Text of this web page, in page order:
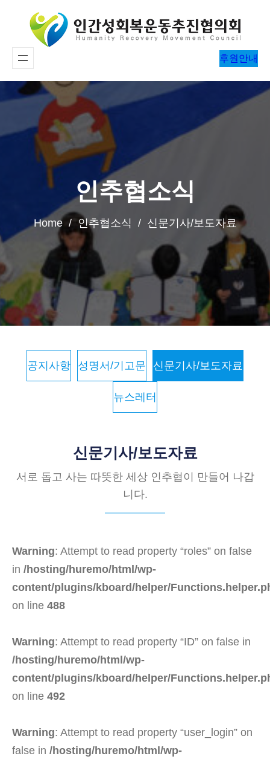
바
로
기
후원안내
인추협소식
Home / 인추협소식 / 신문기사/보도자료
공지사항 성명서/기고문 신문기사/보도자료
뉴스레터
신문기사/보도자료
서로 돕고 사는 따뜻한 세상 인추협이 만들어 나갑
니다.
Warning: Attempt to read property “roles” on false
in /hosting/huremo/html/wp-
content/plugins/kboard/helper/
on line 488
Warning: Attempt to read property “ID” on false in
/hosting/huremo/html/wp-
content/plugins/kboard/helper/
on line 492
Warning: Attempt to read property “user_login” on
false in /hosting/huremo/html/wp-